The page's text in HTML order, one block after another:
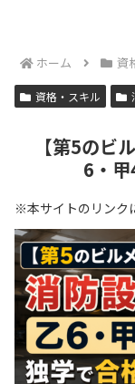
ホーム 資
資格・スキル
【第5のビ
6・
※本サイトのリンク